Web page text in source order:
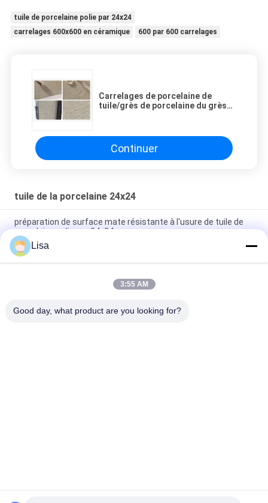
tuile de porcelaine polie par 24x24
carrelages 600x600 en céramique
600 par 600 carrelages
Carrelages de porcelaine de
tuile/grès de porcelaine du grès
Continuer
tuile de la porcelaine 24x24
préparation de surface mate résistante à l'usure de tuile de
porcelaine polie par 24x24
Carrelages de porcelaine de tuile/grès de porcelaine du grès
24x24 600*600 millimètre
Tuile non vitrée jaune de porcelaine pour le plancher d'intérieur
Ciment
Lisa
3:55 AM
Good day, what product are you looking for?